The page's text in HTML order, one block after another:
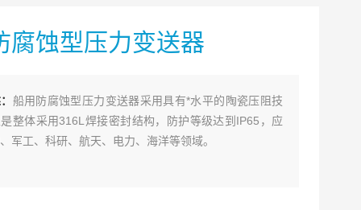
腐蚀型压力变送器
船用防腐蚀型压力变送器采用具有*水平的陶瓷压阻技
整体采用316L焊接密封结构，防护等级达到IP65，应
军工、科研、航天、电力、海洋等领域。